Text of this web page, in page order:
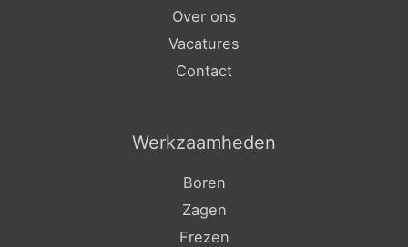
Over ons
Vacatures
Contact
Werkzaamheden
Boren
Zagen
Frezen